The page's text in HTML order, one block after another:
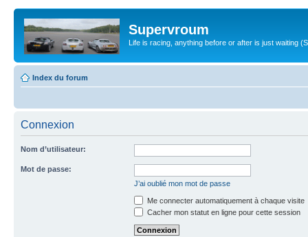
Supervroum
Life is racing, anything before or after is just waiting
Index du forum
Connexion
Nom d’utilisateur:
Mot de passe:
J’ai oublié mon mot de passe
Me connecter automatiquement à chaque visite
Cacher mon statut en ligne pour cette session